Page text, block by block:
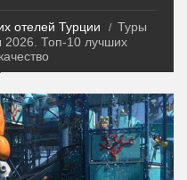
отелей Турции
Туры
2026. Топ-10 лучших